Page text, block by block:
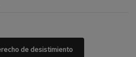
de desistimiento